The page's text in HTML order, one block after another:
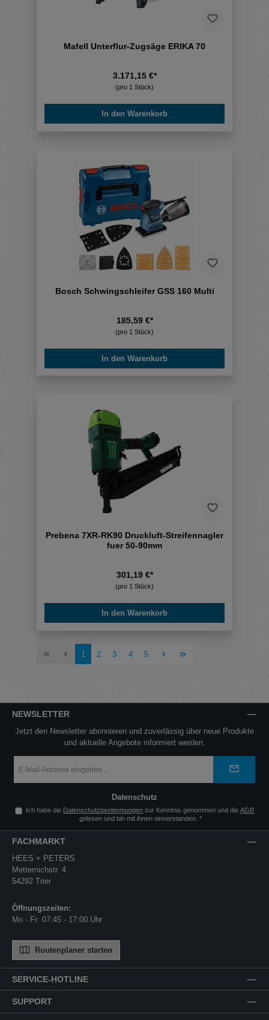
Mafell Unterflur-Zugsäge ERIKA 70
3.171,15 €*
(pro 1 Stück)
In den Warenkorb
Bosch Schwingschleifer GSS 160 Multi
185,59 €*
(pro 1 Stück)
In den Warenkorb
Prebena 7XR-RK90 Druckluft-Streifennagler
fuer 50-90mm
301,19 €*
(pro 1 Stück)
In den Warenkorb
Seite
1 Seite
2 Seite
3 Seite
4 Seite
5
NEWSLETTER
Jetzt den Newsletter abonnieren und zuverlässig über neue Produkte
und aktuelle Angebote informiert werden.
Mail-
*
Datenschutz
Ich habe die Datenschutzbestimmungen zur Kenntnis genommen und dieAGB
gelesen und bin mit ihnen einverstanden. *
SERVICE-HOTLINE
SUPPORT
FACHMARKT
HEES + PETERS
Metternichstr. 4
54292 Trier
Öffnungszeiten:
Mo - Fr: 07:45 - 17:00 Uhr
Routenplaner starten